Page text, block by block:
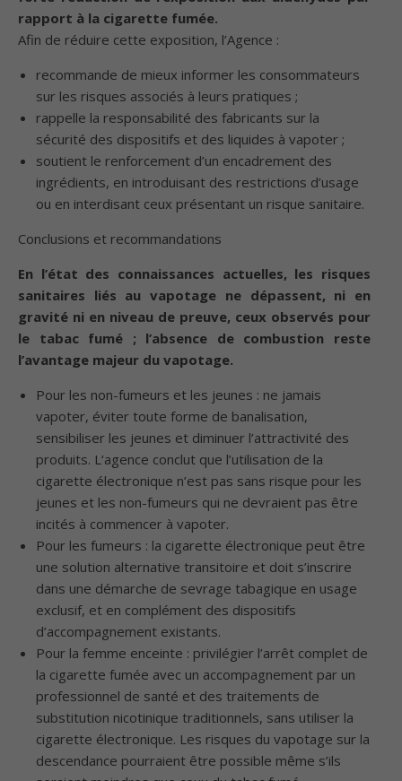
rapport à la cigarette fumée.
Afin de réduire cette exposition, l’Agence :
recommande de mieux informer les consommateurs
sur les risques associés à leurs pratiques ;
rappelle la responsabilité des fabricants sur la
sécurité des dispositifs et des liquides à vapoter ;
soutient le renforcement d’un encadrement des
ingrédients, en introduisant des restrictions d’usage
ou en interdisant ceux présentant un risque sanitaire.
Conclusions et recommandations
En l’état des connaissances actuelles, les risques
sanitaires liés au vapotage ne dépassent, ni en
gravité ni en niveau de preuve, ceux observés pour
le tabac fumé ; l’absence de combustion reste
l’avantage majeur du vapotage.
Pour les non-fumeurs et les jeunes : ne jamais
vapoter, éviter toute forme de banalisation,
sensibiliser les jeunes et diminuer l’attractivité des
produits. L‘agence conclut que l’utilisation de la
cigarette électronique n’est pas sans risque pour les
jeunes et les non-fumeurs qui ne devraient pas être
incités à commencer à vapoter.
Pour les fumeurs : la cigarette électronique peut être
une solution alternative transitoire et doit s’inscrire
dans une démarche de sevrage tabagique en usage
exclusif, et en complément des dispositifs
d’accompagnement existants.
Pour la femme enceinte : privilégier l’arrêt complet de
la cigarette fumée avec un accompagnement par un
professionnel de santé et des traitements de
substitution nicotinique traditionnels, sans utiliser la
cigarette électronique. Les risques du vapotage sur la
descendance pourraient être possible même s’ils